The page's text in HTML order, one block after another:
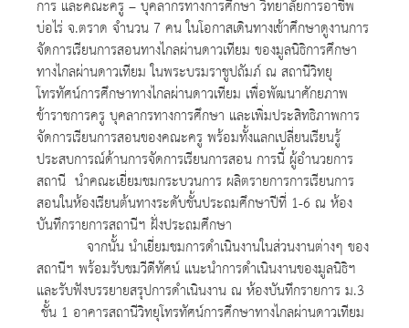
การ และคณะครู – บุคลากรทางการศึกษา วิทยาลัยการอาชีพ
บ่อไร่ จ.ตราด จำนวน 7 คน ในโอกาสเดินทางเข้าศึกษาดูงานการ
จัดการเรียนการสอนทางไกลผ่านดาวเทียม ของมูลนิธิการศึกษา
ทางไกลผ่านดาวเทียม ในพระบรมราชูปถัมภ์ ณ สถานีวิทยุ
โทรทัศน์การศึกษาทางไกลผ่านดาวเทียม เพื่อพัฒนาศักยภาพ
ข้าราชการครู บุคลากรทางการศึกษา และเพิ่มประสิทธิภาพการ
จัดการเรียนการสอนของคณะครู พร้อมทั้งแลกเปลี่ยนเรียนรู้
ประสบการณ์ด้านการจัดการเรียนการสอน การนี้ ผู้อำนวยการ
สถานี นำคณะเยี่ยมชมกระบวนการ ผลิตรายการการเรียนการ
สอนในห้องเรียนต้นทางระดับชั้นประถมศึกษาปีที่ 1-6 ณ ห้อง
บันทึกรายการสถานีฯ ฝั่งประถมศึกษา
จากนั้น นำเยี่ยมชมการดำเนินงานในส่วนงานต่างๆ ของ
สถานีฯ พร้อมรับชมวีดีทัศน์ แนะนำการดำเนินงานของมูลนิธิฯ
และรับฟังบรรยายสรุปการดำเนินงาน ณ ห้องบันทึกรายการ ม.3
ชั้น 1 อาคารสถานีวิทยุโทรทัศน์การศึกษาทางไกลผ่านดาวเทียม